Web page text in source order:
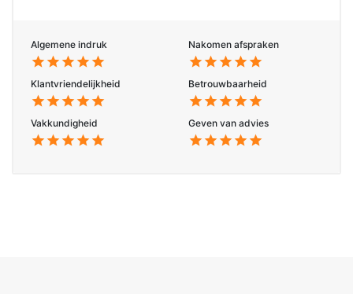
Algemene indruk
star star star star star
Nakomen afspraken
star star star star star
Klantvriendelijkheid
star star star star star
Betrouwbaarheid
star star star star star
Vakkundigheid
star star star star star
Geven van advies
star star star star star